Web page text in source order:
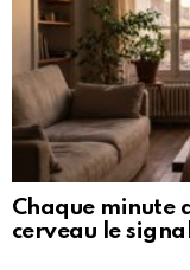
Chaque minute
cerveau le